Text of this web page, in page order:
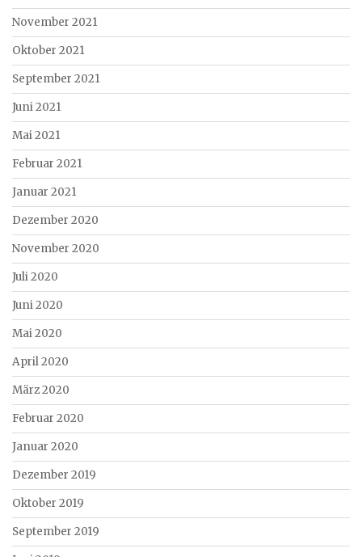
November 2021
Oktober 2021
September 2021
Juni 2021
Mai 2021
Februar 2021
Januar 2021
Dezember 2020
November 2020
Juli 2020
Juni 2020
Mai 2020
April 2020
März 2020
Februar 2020
Januar 2020
Dezember 2019
Oktober 2019
September 2019